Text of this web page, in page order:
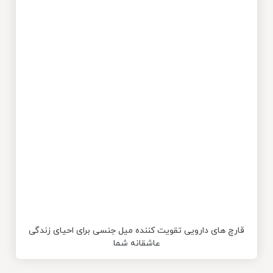
قارچ های دارویی تقویت کننده میل جنسی برای احیای زندگی
عاشقانه شما